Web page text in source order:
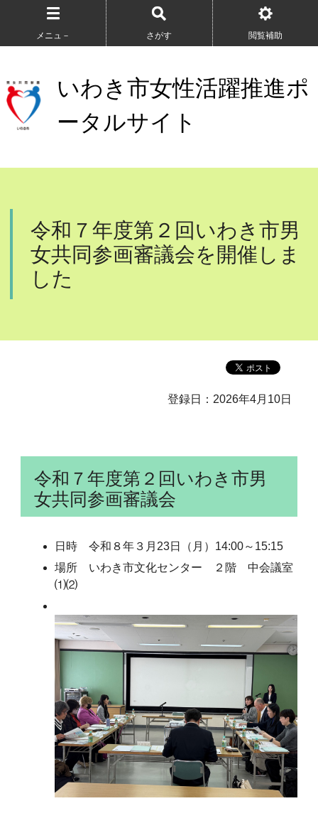
メニュ－ さがす 閲覧補助
いわき市女性活躍推進ポ
ータルサイト
令和７年度第２回いわき市男
女共同参画審議会を開催しま
した
登録日：2026年4月10日
令和７年度第２回いわき市男
女共同参画審議会
日時 令和８年３月23日（月）14:00～15:15
場所 いわき市文化センター ２階 中会議室
⑴⑵